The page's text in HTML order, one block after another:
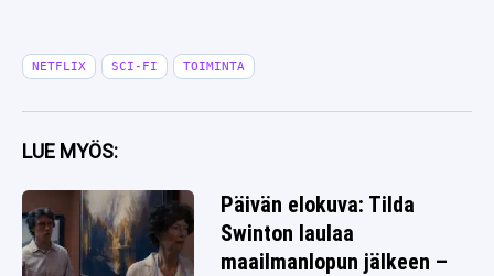
NETFLIX SCI-FI TOIMINTA
LUE MYÖS:
Päivän elokuva: Tilda
Swinton laulaa
maailmanlopun jälkeen –